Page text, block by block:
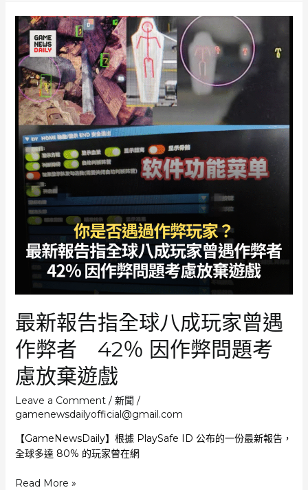
暫
停
PayPal
付
款
港
幣
及
台
幣
響
Value
內
容
無
最新報告指全球八成玩家曾遇
作弊者 42％ 因作弊問題考
慮放棄遊戲
Leave a Comment / 新聞 /
gamenewsdailyofficial@gmail.com
【GameNewsDaily】根據 PlaySafe ID 公布的一份最新報告，
全球多達 80% 的玩家曾在網
最
Read More »